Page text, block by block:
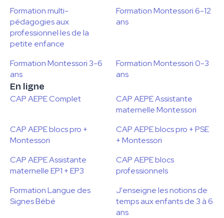
Formation multi-
pédagogies aux
professionnel·les de la
petite enfance
Formation Montessori 6-12
ans
Formation Montessori 3-6
ans
Formation Montessori 0-3
ans
En ligne
CAP AEPE Complet
CAP AEPE Assistante
maternelle Montessori
CAP AEPE blocs pro +
Montessori
CAP AEPE blocs pro + PSE
+ Montessori
CAP AEPE Assistante
maternelle EP1 + EP3
CAP AEPE blocs
professionnels
Formation Langue des
Signes Bébé
J'enseigne les notions de
temps aux enfants de 3 à 6
ans